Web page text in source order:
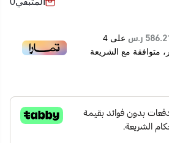
ر.س على 4
متوافقة مع الشريعة